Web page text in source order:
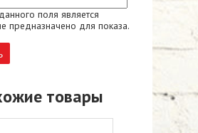
поля является
предназначено для показа.
товары